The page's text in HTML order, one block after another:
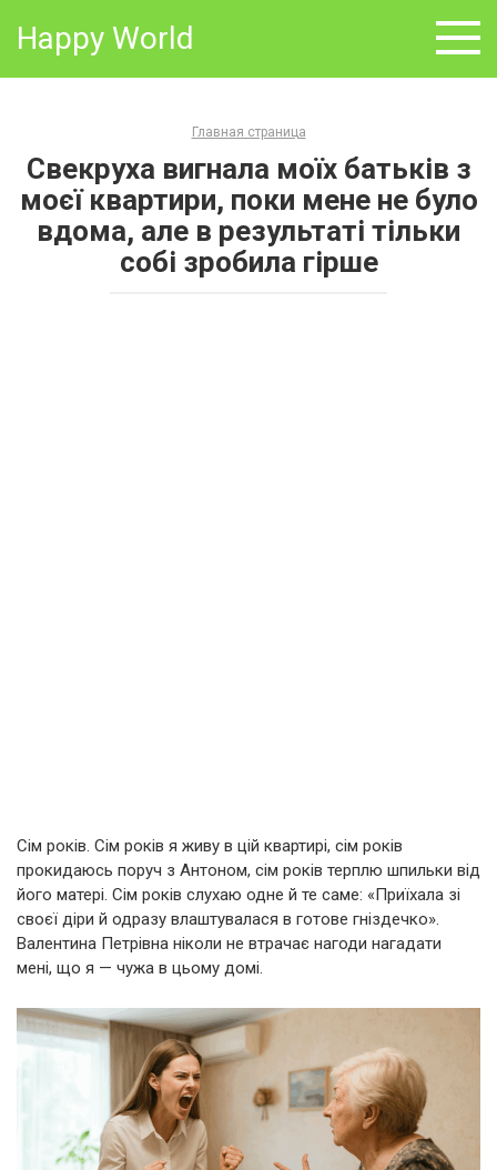
Happy World
Главная страница
Свекруха вигнала моїх батьків з
моєї квартири, поки мене не було
вдома, але в результаті тільки
собі зробила гірше
Сім років. Сім років я живу в цій квартирі, сім років
прокидаюсь поруч з Антоном, сім років терплю шпильки від
його матері. Сім років слухаю одне й те саме: «Приїхала зі
своєї діри й одразу влаштувалася в готове гніздечко».
Валентина Петрівна ніколи не втрачає нагоди нагадати
мені, що я — чужа в цьому домі.